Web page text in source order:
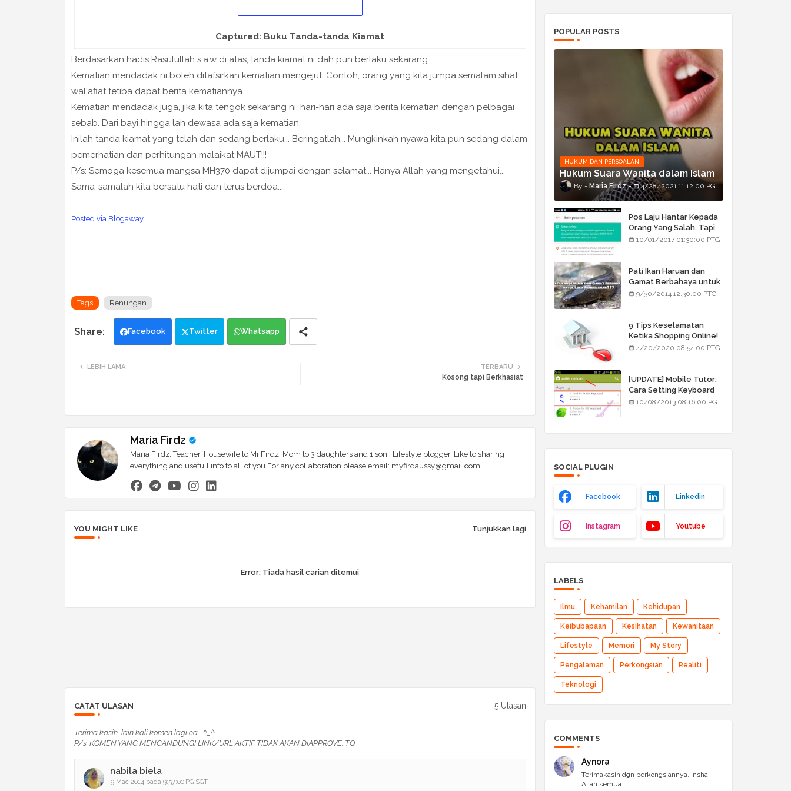
Captured: Buku Tanda-tanda Kiamat
Berdasarkan hadis Rasulullah s.a.w di atas, tanda kiamat ni dah pun berlaku sekarang...
Kematian mendadak ni boleh ditafsirkan kematian mengejut. Contoh, orang yang kita jumpa semalam sihat
wal'afiat tetiba dapat berita kematiannya...
Kematian mendadak juga, jika kita tengok sekarang ni, hari-hari ada saja berita kematian dengan pelbagai
sebab. Dari bayi hingga lah dewasa ada saja kematian.
Inilah tanda kiamat yang telah dan sedang berlaku... Beringatlah... Mungkinkah nyawa kita pun sedang dalam
pemerhatian dan perhitungan malaikat MAUT!!!
P/s: Semoga kesemua mangsa MH370 dapat dijumpai dengan selamat... Hanya Allah yang mengetahui...
Sama-samalah kita bersatu hati dan terus berdoa...
Posted via Blogaway
Tags Renungan
Facebook Twitter Whatsapp
TERBARU
Kosong tapi Berkhasiat
LEBIH LAMA
Maria Firdz
Maria Firdz: Teacher, Housewife to Mr.Firdz, Mom to 3 daughters and 1 son | Lifestyle blogger, Like to sharing
everything and usefull info to all of you.For any collaboration please email: myfirdaussy@gmail.com
YOU MIGHT LIKE Tunjukkan lagi
Error: Tiada hasil carian ditemui
CATAT ULASAN 5 Ulasan
Terima kasih, lain kali komen lagi ea... ^_^
P/s: KOMEN YANG MENGANDUNGI LINK/URL AKTIF TIDAK AKAN DIAPPROVE. TQ
nabila biela
9 Mac 2014 pada 9:57:00 PG SGT
POPULAR POSTS
HUKUM DAN PERSOALAN
Hukum Suara Wanita dalam Islam
Maria Firdz 4/28/2021 11:12:00 PG
Pos Laju Hantar Kepada
Orang Yang Salah, Tapi
Orang Tu Pula Terima
10/01/2017 01:30:00 PTG
Pati Ikan Haruan dan
Gamat Berbahaya untuk
Luka Pembedahan???
9/30/2014 12:30:00 PTG
9 Tips Keselamatan
Ketika Shopping Online!
4/20/2020 08:54:00 PTG
[UPDATE] Mobile Tutor:
Cara Setting Keyboard
Arab/Jawi
10/08/2013 08:16:00 PG
SOCIAL PLUGIN
Facebook Linkedin
Instagram Youtube
LABELS
Ilmu Kehamilan Kehidupan
Keibubapaan Kesihatan Kewanitaan
Lifestyle Memori My Story
Pengalaman Perkongsian Realiti
Teknologi
COMMENTS
Aynora
Terimakasih dgn perkongsiannya, insha
Allah semua ...